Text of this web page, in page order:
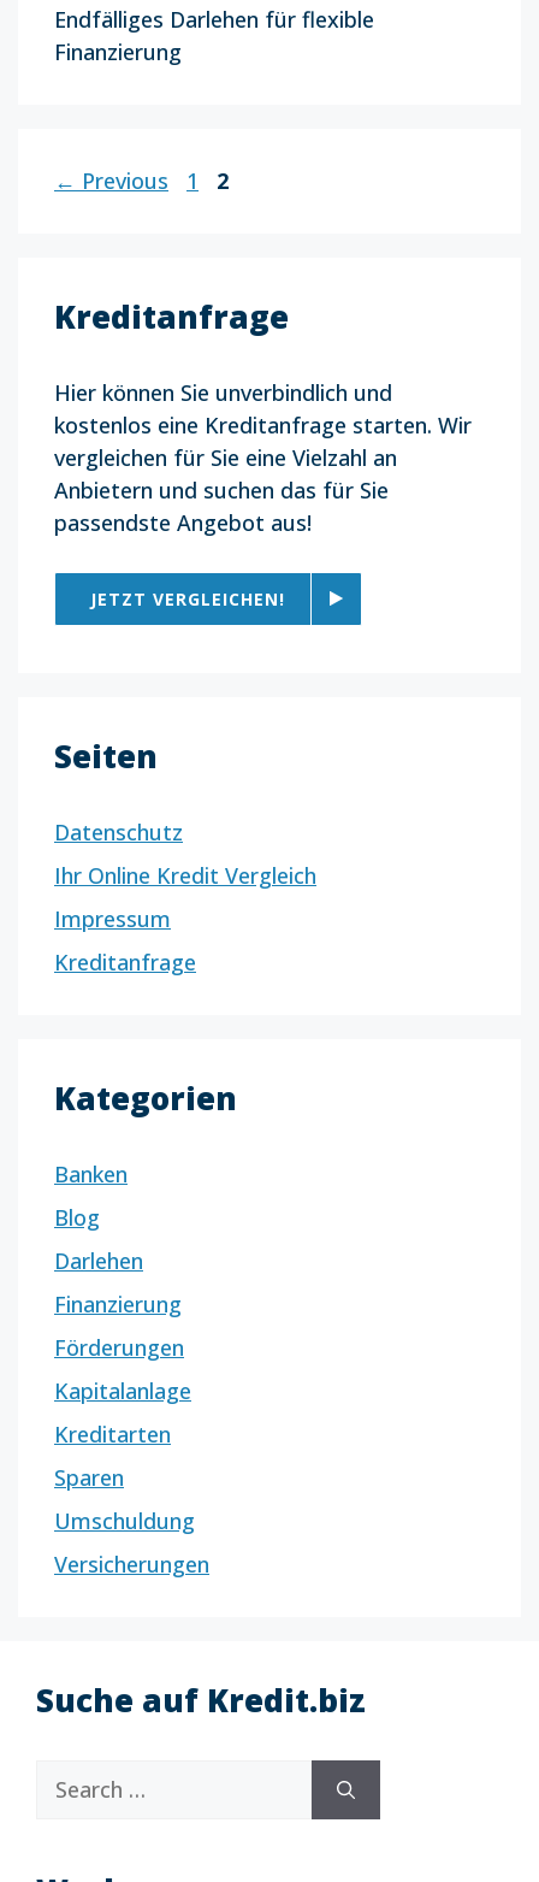
Endfälliges Darlehen für flexible
Finanzierung
← Previous Page
1 Page
2
Kreditanfrage
Hier können Sie unverbindlich und
kostenlos eine Kreditanfrage starten. Wir
vergleichen für Sie eine Vielzahl an
Anbietern und suchen das für Sie
passendste Angebot aus!
JETZT VERGLEICHEN!
Seiten
Datenschutz
Ihr Online Kredit Vergleich
Impressum
Kreditanfrage
Kategorien
Banken
Blog
Darlehen
Finanzierung
Förderungen
Kapitalanlage
Kreditarten
Sparen
Umschuldung
Versicherungen
Suche auf Kredit.biz
Search
for: